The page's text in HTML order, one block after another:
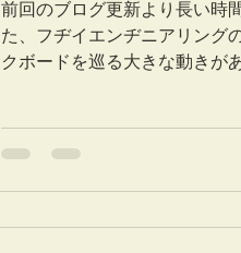
前回のブログ更新より長い時
た、フヂイエンヂニアリング
クボードを巡る大きな動きが